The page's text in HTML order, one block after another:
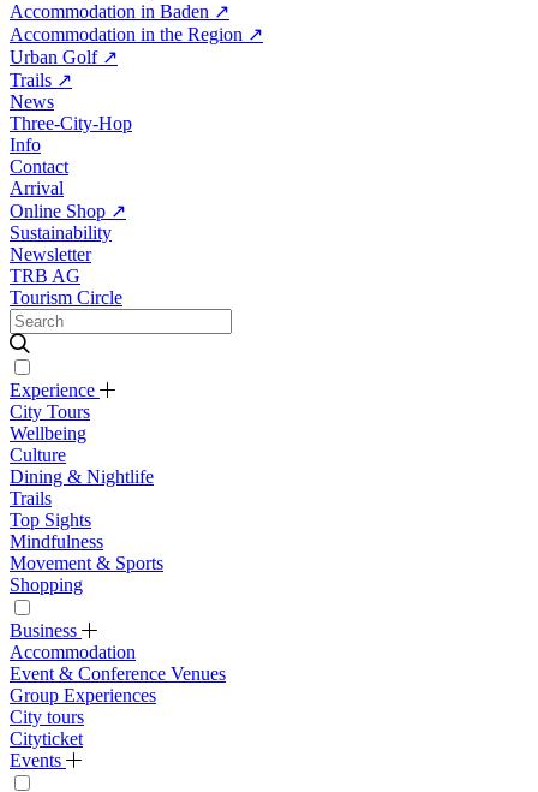
Accommodation in Baden ↗
Accommodation in the Region ↗
Urban Golf ↗
Trails ↗
News
Three-City-Hop
Info
Contact
Arrival
Online Shop ↗
Sustainability
Newsletter
TRB AG
Tourism Circle
Experience
City Tours
Wellbeing
Culture
Dining & Nightlife
Trails
Top Sights
Mindfulness
Movement & Sports
Shopping
Business
Accommodation
Event & Conference Venues
Group Experiences
City tours
Cityticket
Events